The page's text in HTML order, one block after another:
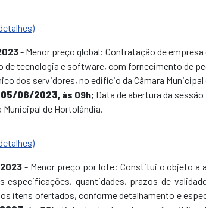
- Menor preço global: Contratação de
tecnologia e software, com fornecimento de
dos servidores, no edifício da Câmara
05/06/2023, às 09h; Data de abertura da
de Hortolândia.
- Menor preço por lote: Constitui o objeto a
especificações, quantidades, prazos de
itens ofertados, conforme detalhamento e